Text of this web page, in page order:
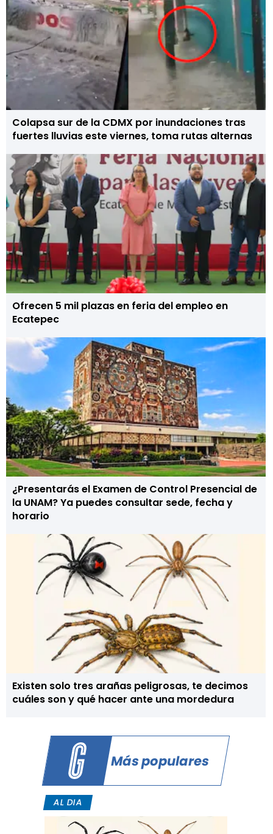
Colapsa sur de la CDMX por inundaciones tras
fuertes lluvias este viernes, toma rutas alternas
Ofrecen 5 mil plazas en feria del empleo en
Ecatepec
¿Presentarás el Examen de Control Presencial de
la UNAM? Ya puedes consultar sede, fecha y
horario
Existen solo tres arañas peligrosas, te decimos
cuáles son y qué hacer ante una mordedura
Más populares
AL DIA